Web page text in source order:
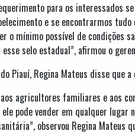
para os
e se encontrarmos
o mínimo possível de condições
selo estadual”, afirmou o
Piauí, Regina Mateus disse que
agricultores familiares e aos
pode vender em qualquer
observou Regina